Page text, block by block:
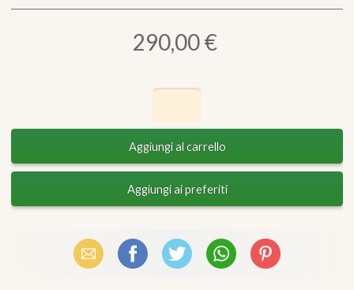
290,00 €
Email FacebookX (Twitter)WhatsAppPinterest